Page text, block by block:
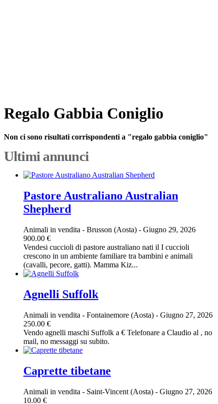
Regalo Gabbia Coniglio
Non ci sono risultati corrispondenti a "regalo gabbia coniglio"
Ultimi annunci
Pastore Australiano Australian
Shepherd
Animali in vendita - Brusson (Aosta) - Giugno 29, 2026
900.00 €
Vendesi cuccioli di pastore australiano nati il I cuccioli
crescono in un ambiente familiare tra bambini e animali
(cavalli, pecore, gatti). Mamma Kiz...
Agnelli Suffolk
Animali in vendita - Fontainemore (Aosta) - Giugno 27, 2026
250.00 €
Vendo agnelli maschi Suffolk a € Telefonare a Claudio al , no
mail, no messaggi su subito.
Caprette tibetane
Animali in vendita - Saint-Vincent (Aosta) - Giugno 27, 2026
10.00 €